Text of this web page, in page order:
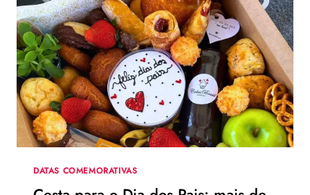
O
DIA
DOS
PAIS?
VEJA
130
FRASES
EMOCIONANTES
PARA
HOMENAGEAR
DATA
DATAS COMEMORATIVAS